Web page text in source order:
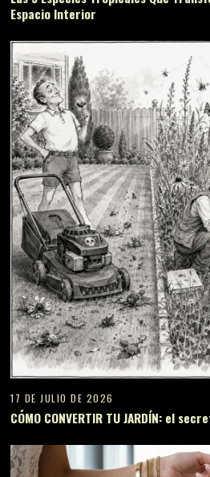
Espacio Interior
17 DE JULIO DE 2026
CÓMO CONVERTIR TU JARDÍN: el